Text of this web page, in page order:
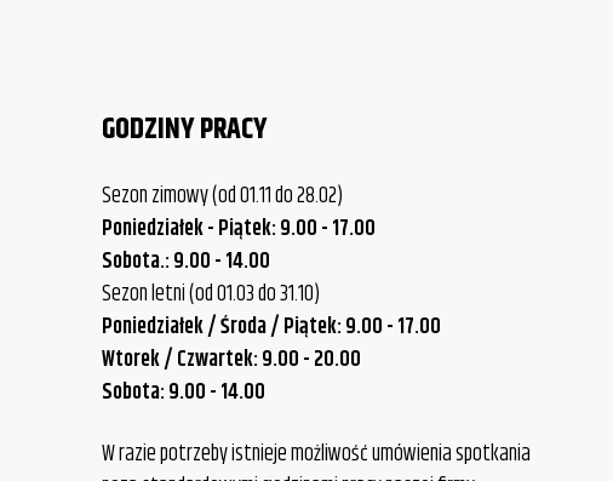
GODZINY PRACY
Sezon zimowy (od 01.11 do 28.02)
Poniedziałek - Piątek: 9.00 - 17.00
Sobota.: 9.00 - 14.00
Sezon letni (od 01.03 do 31.10)
Poniedziałek / Środa / Piątek: 9.00 - 17.00
Wtorek / Czwartek: 9.00 - 20.00
Sobota: 9.00 - 14.00
W razie potrzeby istnieje możliwość umówienia spotkania